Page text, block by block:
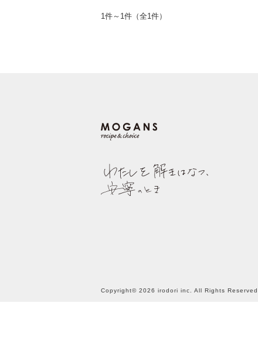
1件～1件（全1件）
Copyright© 2026 irodori inc. All Rights Reserved.